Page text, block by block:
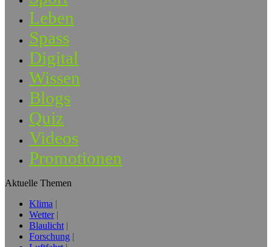
Leben
Spass
Digital
Wissen
Blogs
Quiz
Videos
Promotionen
Aktuelle Themen
Klima
Wetter
Blaulicht
Forschung